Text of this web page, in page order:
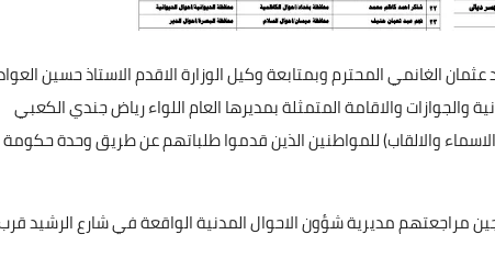
الغانمي المحترم وبمتابعة وكيل الوزارة الاقدم الاستاذ حسين
والاقامة المتمثلة بمديرها العام اللواء رياض جندي الكعبي
والالقاب) للمواطنين الذين قدموا طلباتهم عن طريق وحدة حكومة
مراجعتهم مديرية شؤون الاحوال المدنية الواقعة في شارع الرشيد
علي المالكي